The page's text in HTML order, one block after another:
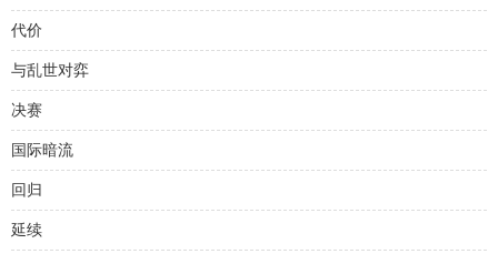
代价
与乱世对弈
决赛
国际暗流
回归
延续